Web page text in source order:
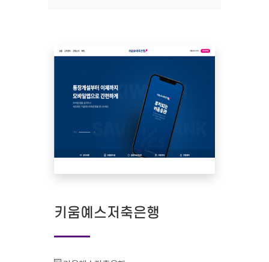
키움예스저축은행